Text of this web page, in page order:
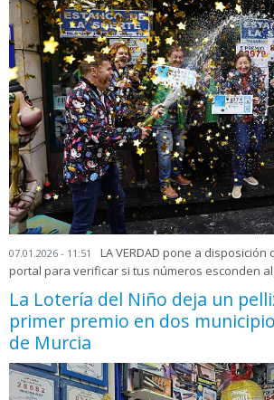
07.01.2026 - 11:51
LA VERDAD pone a
portal para verificar si tus números esconden
La Lotería del Niño deja un
primer premio en dos
de Murcia